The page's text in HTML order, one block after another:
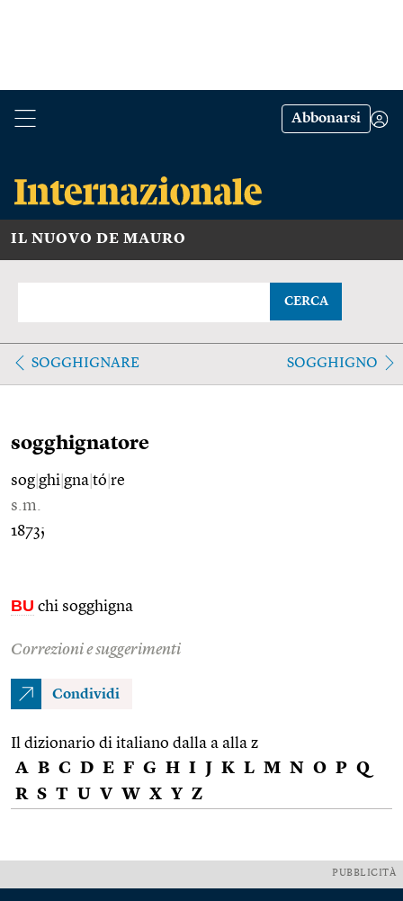
Abbonarsi
IL NUOVO DE MAURO
CERCA
SOGGHIGNARE SOGGHIGNO
sogghignatore
sog ghi gna tó re
s.m.
1873;
BU chi sogghigna
Correzioni e suggerimenti
Condividi
Il dizionario di italiano dalla a alla z
A B C D E F G H I J K L M N O P Q
R S T U V W X Y Z
PUBBLICITÀ